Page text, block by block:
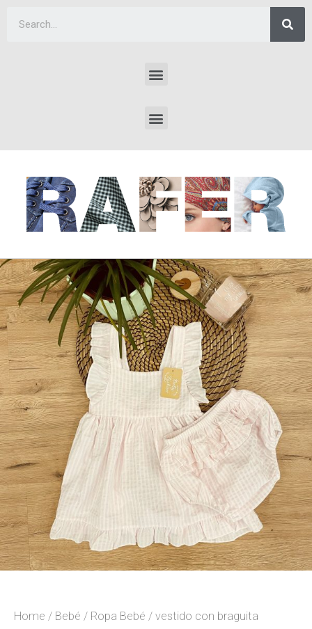
Home / Bebé / Ropa Bebé / vestido con braguita